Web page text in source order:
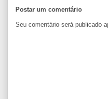
Postar um comentário
Seu comentário será publicado